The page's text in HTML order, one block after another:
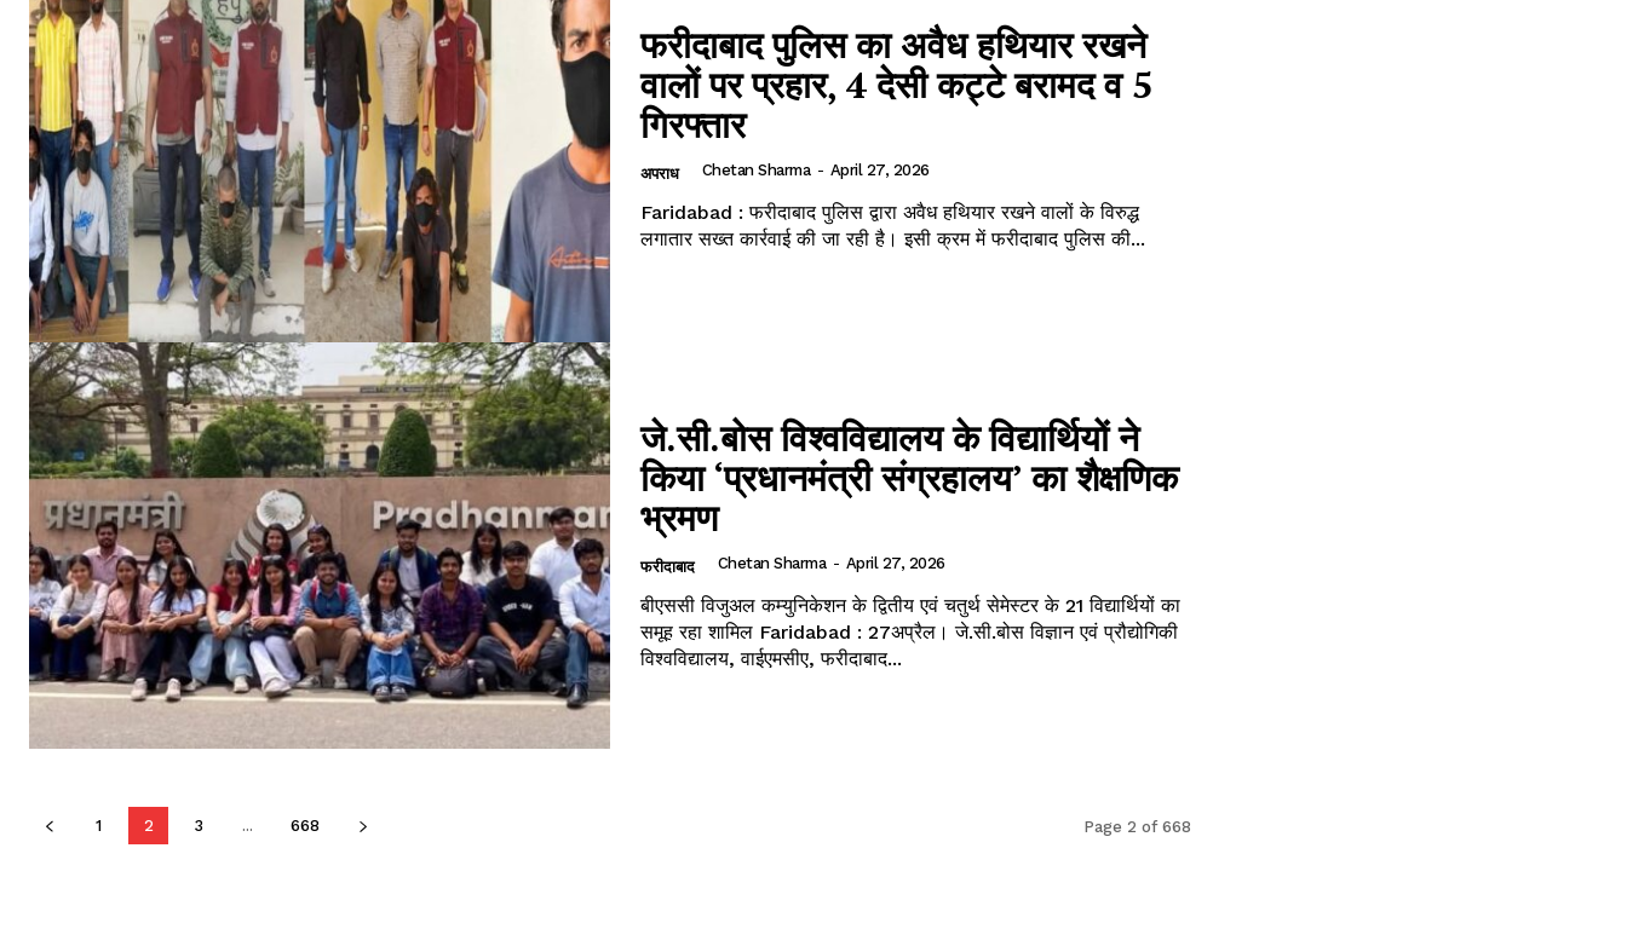
फरीदाबाद पुलिस का अवैध हथियार रखने
वालों पर प्रहार, 4 देसी कट्टे बरामद व 5
गिरफ्तार
अपराध Chetan Sharma - April 27, 2026
Faridabad : फरीदाबाद पुलिस द्वारा अवैध हथियार रखने वालों के विरुद्ध
लगातार सख्त कार्रवाई की जा रही है। इसी क्रम में फरीदाबाद पुलिस की...
जे.सी.बोस विश्वविद्यालय के विद्यार्थियों ने
किया ‘प्रधानमंत्री संग्रहालय’ का शैक्षणिक
भ्रमण
फरीदाबाद Chetan Sharma - April 27, 2026
बीएससी विजुअल कम्युनिकेशन के द्वितीय एवं चतुर्थ सेमेस्टर के 21 विद्यार्थियों का
समूह रहा शामिल Faridabad : 27अप्रैल। जे.सी.बोस विज्ञान एवं प्रौद्योगिकी
विश्वविद्यालय, वाईएमसीए, फरीदाबाद...
1 2 3 ... 668 Page 2 of 668